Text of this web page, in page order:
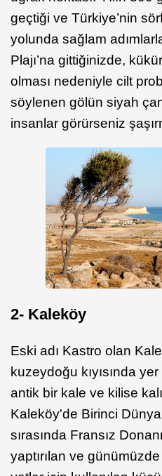
geçtiği ve Türkiye’nin
yolunda sağlam
Plajı’na gittiğinizde,
olması nedeniyle cilt
söylenen gölün siyah
insanlar görürseniz
2- Kaleköy
Eski adı Kastro olan
kuzeydoğu kıyısında yer
antik bir kale ve kilise
Kaleköy'de Birinci
sırasında Fransız
yaptırılan ve